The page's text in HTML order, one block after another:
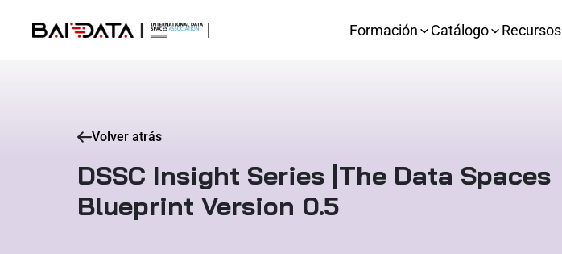
Formación Catálogo Recursos
Volver atrás
DSSC Insight Series |The Data Spaces
Blueprint Version 0.5